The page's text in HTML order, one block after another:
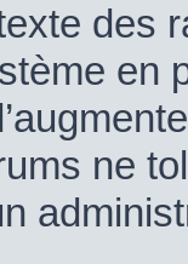
des
en
ne